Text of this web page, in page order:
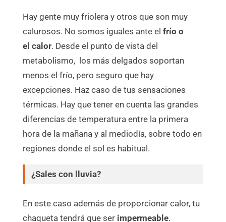
Hay gente muy friolera y otros que son muy
calurosos. No somos iguales ante el frío o
el calor. Desde el punto de vista del
metabolismo, los más delgados soportan
menos el frío, pero seguro que hay
excepciones. Haz caso de tus sensaciones
térmicas. Hay que tener en cuenta las grandes
diferencias de temperatura entre la primera
hora de la mañana y al mediodía, sobre todo en
regiones donde el sol es habitual.
¿Sales con lluvia?
En este caso además de proporcionar calor, tu
chaqueta tendrá que serimpermeable.